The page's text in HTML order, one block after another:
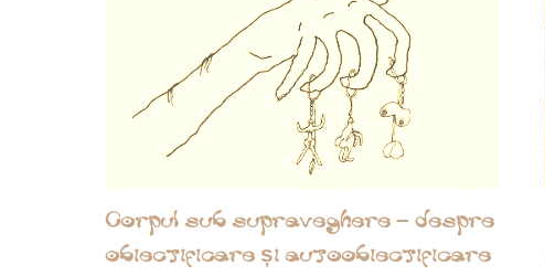
Corpul sub supraveghere – despre
obiectificare și autoobiectificare